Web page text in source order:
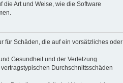
Art und Weise, wie die Software
für Schäden, die auf ein vorsätzliches oder
Gesundheit und der Verletzung
Durchschnittsschäden